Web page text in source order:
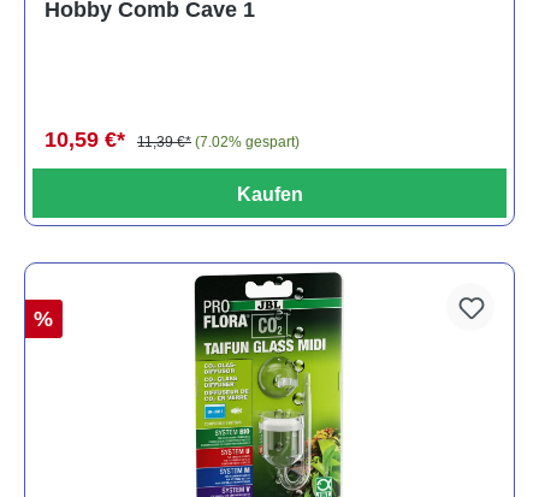
Hobby Comb Cave 1
10,59 €* 11,39 €* (7.02% gespart)
Kaufen
%